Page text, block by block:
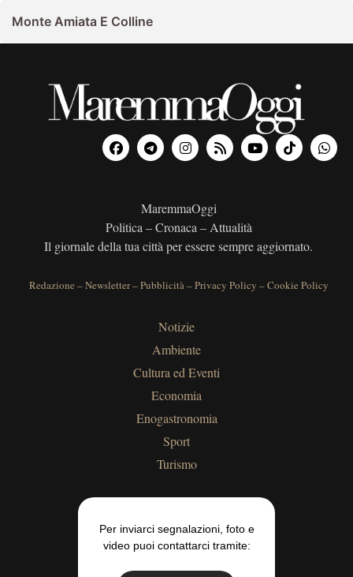
Monte Amiata E Colline
MaremmaOggi
Politica – Cronaca – Attualità
Il giornale della tua città per essere sempre aggiornato.
Redazione –Newsletter–Pubblicità–Privacy Policy –Cookie Policy
Notizie
Ambiente
Cultura ed Eventi
Economia
Enogastronomia
Sport
Turismo
Per inviarci segnalazioni, foto e
video puoi contattarci tramite: